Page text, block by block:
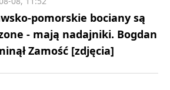
pomorskie bociany są
- mają nadajniki. Bogdan
Zamość [zdjęcia]